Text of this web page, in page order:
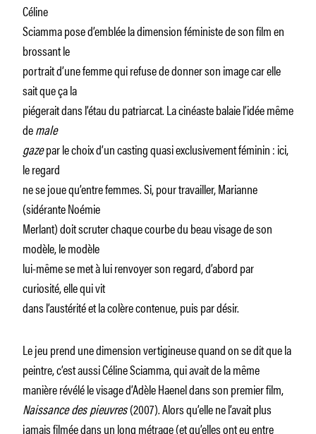
Céline
Sciamma pose d’emblée la dimension féministe de son film en
brossant le
portrait d’une femme qui refuse de donner son image car elle
sait que ça la
piégerait dans l’étau du patriarcat. La cinéaste balaie l’idée même
demale
gazepar le choix d’un casting quasi exclusivement féminin : ici,
le regard
ne se joue qu’entre femmes. Si, pour travailler, Marianne
(sidérante Noémie
Merlant) doit scruter chaque courbe du beau visage de son
modèle, le modèle
lui-même se met à lui renvoyer son regard, d’abord par
curiosité, elle qui vit
dans l’austérité et la colère contenue, puis par désir.
Le jeu prend une dimension vertigineuse quand on se dit que la
peintre, c’est aussi Céline Sciamma, qui avait de la même
manière révélé le visage d’Adèle Haenel dans son premier film,
Naissance des pieuvres(2007). Alors qu’elle ne l’avait plus
jamais filmée dans un long métrage (et qu’elles ont eu entre